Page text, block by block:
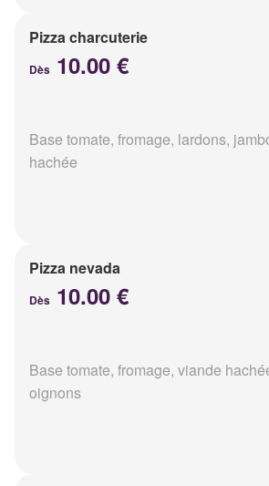
Pizza charcuterie
Dès 10.00 €
Base tomate, fromage, lardons,
hachée
Pizza nevada
Dès 10.00 €
Base tomate, fromage, viande
oignons